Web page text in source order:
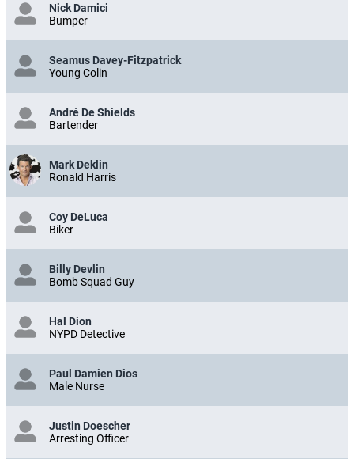
Nick Damici
Bumper
Seamus Davey-Fitzpatrick
Young Colin
André De Shields
Bartender
Mark Deklin
Ronald Harris
Coy DeLuca
Biker
Billy Devlin
Bomb Squad Guy
Hal Dion
NYPD Detective
Paul Damien Dios
Male Nurse
Justin Doescher
Arresting Officer